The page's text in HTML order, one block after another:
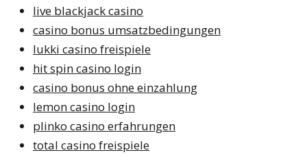
live blackjack casino
casino bonus umsatzbedingungen
lukki casino freispiele
hit spin casino login
casino bonus ohne einzahlung
lemon casino login
plinko casino erfahrungen
total casino freispiele